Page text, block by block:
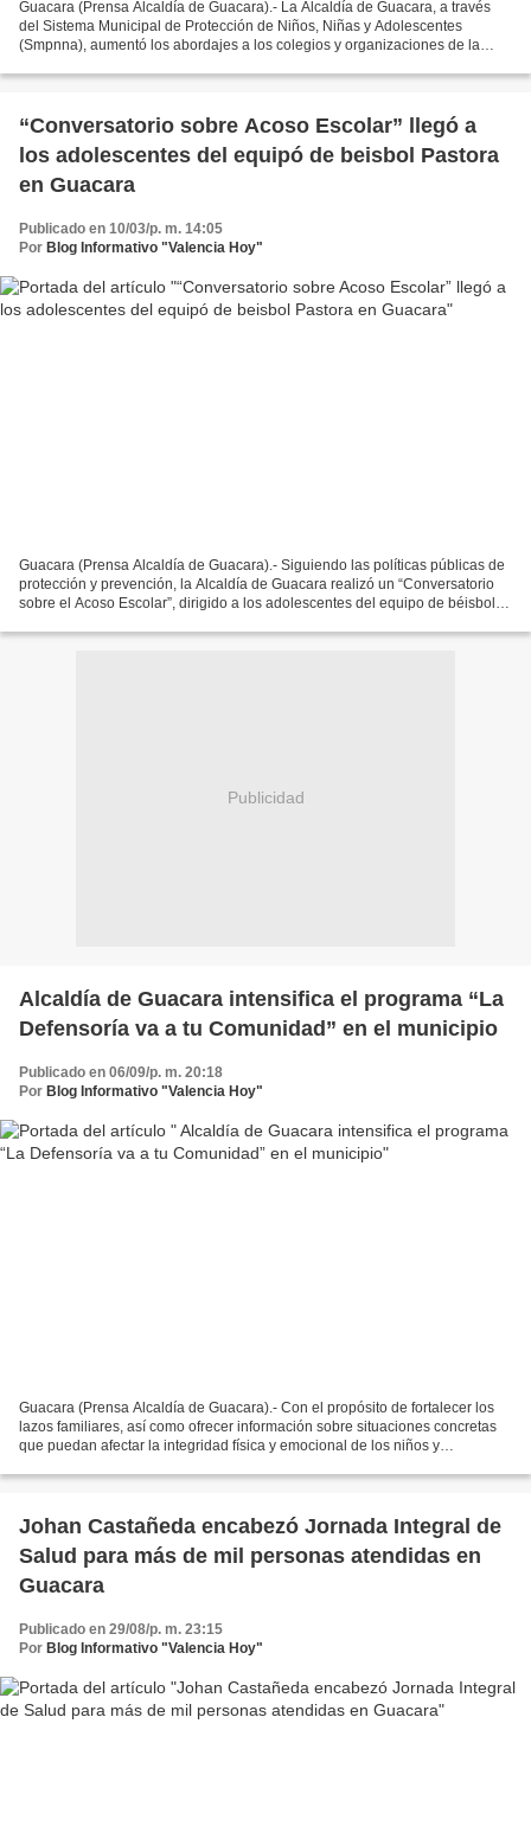
Guacara (Prensa Alcaldía de Guacara).- La Alcaldía de Guacara, a través
del Sistema Municipal de Protección de Niños, Niñas y Adolescentes
(Smpnna), aumentó los abordajes a los colegios y organizaciones de la
“Conversatorio sobre Acoso Escolar” llegó a
los adolescentes del equipó de beisbol Pastora
en Guacara
Publicado en 10/03/p. m. 14:05
Por Blog Informativo "Valencia Hoy"
Guacara (Prensa Alcaldía de Guacara).- Siguiendo las políticas públicas de
protección y prevención, la Alcaldía de Guacara realizó un “Conversatorio
sobre el Acoso Escolar”, dirigido a los adolescentes del equipo de béisbol
Publicidad
Alcaldía de Guacara intensifica el programa “La
Defensoría va a tu Comunidad” en el municipio
Publicado en 06/09/p. m. 20:18
Por Blog Informativo "Valencia Hoy"
Guacara (Prensa Alcaldía de Guacara).- Con el propósito de fortalecer los
lazos familiares, así como ofrecer información sobre situaciones concretas
que puedan afectar la integridad física y emocional de los niños y
Johan Castañeda encabezó Jornada Integral de
Salud para más de mil personas atendidas en
Guacara
Publicado en 29/08/p. m. 23:15
Por Blog Informativo "Valencia Hoy"